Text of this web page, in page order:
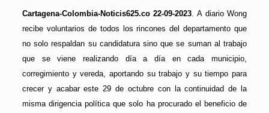
Cartagena-Colombia-Noticis625.co 22-09-2023 . A diario Wong
recibe voluntarios de todos los rincones del departamento que
no solo respaldan su candidatura sino que se suman al trabajo
que se viene realizando día a día en cada municipio,
corregimiento y vereda, aportando su trabajo y su tiempo para
crecer y acabar este 29 de octubre con la continuidad de la
misma dirigencia política que solo ha procurado el beneficio de